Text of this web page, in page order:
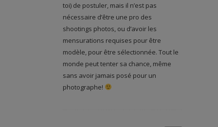
toi) de postuler, mais il n’est pas
nécessaire d’être une pro des
shootings photos, ou d’avoir les
mensurations requises pour être
modèle, pour être sélectionnée. Tout le
monde peut tenter sa chance, même
sans avoir jamais posé pour un
photographe!